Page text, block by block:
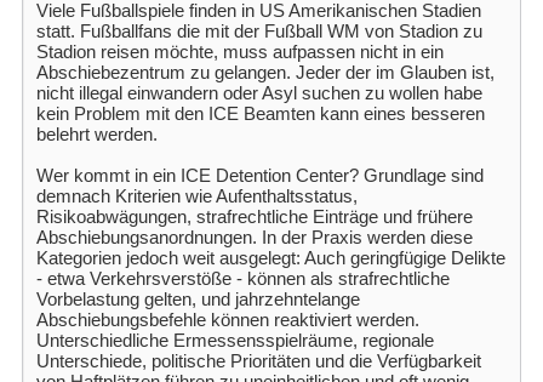
Viele Fußballspiele finden in US Amerikanischen Stadien
statt. Fußballfans die mit der Fußball WM von Stadion zu
Stadion reisen möchte, muss aufpassen nicht in ein
Abschiebezentrum zu gelangen. Jeder der im Glauben ist,
nicht illegal einwandern oder Asyl suchen zu wollen habe
kein Problem mit den ICE Beamten kann eines besseren
belehrt werden.
Wer kommt in ein ICE Detention Center? Grundlage sind
demnach Kriterien wie Aufenthaltsstatus,
Risikoabwägungen, strafrechtliche Einträge und frühere
Abschiebungsanordnungen. In der Praxis werden diese
Kategorien jedoch weit ausgelegt: Auch geringfügige Delikte
- etwa Verkehrsverstöße - können als strafrechtliche
Vorbelastung gelten, und jahrzehntelange
Abschiebungsbefehle können reaktiviert werden.
Unterschiedliche Ermessensspielräume, regionale
Unterschiede, politische Prioritäten und die Verfügbarkeit